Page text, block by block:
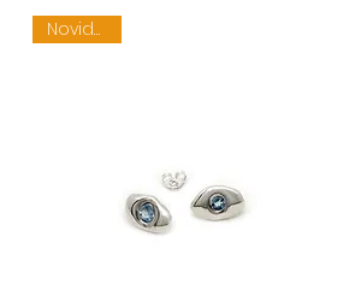
Novidade